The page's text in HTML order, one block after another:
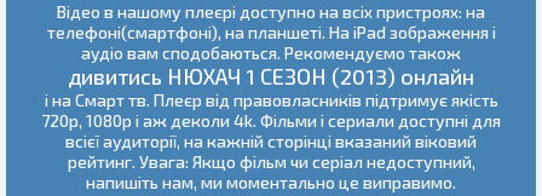
Відео в нашому плеєрі доступно на всіх пристроях: на
телефоні(смартфоні), на планшеті. На iPad зображення і
аудіо вам сподобаються. Рекомендуємо також
дивитись НЮХАЧ 1 СЕЗОН (2013) онлайн
і на Смарт тв. Плеєр від правовласників підтримує якість
720p, 1080p і аж деколи 4k. Фільми і сериали доступні для
всієї аудиторії, на кажній сторінці вказаний віковий
рейтинг. Увага: Якщо фільм чи серіал недоступний,
напишіть нам, ми моментально це виправимо.